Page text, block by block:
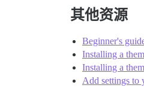
其他资源
Beginner's
Installing a
Installing a
Add settings to